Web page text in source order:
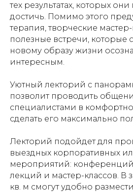
тех результатах, которых
достичь. Помимо этого
терапия, творческие
полезные встречи, которые
новому образу жизни
интересным.
Уютный лекторий с
позволит проводить
специалистами в
сделать его максимально
Лекторий подойдет для
выездных корпоративных
мероприятий:
лекций и мастер-классов. В
кв. м смогут удобно